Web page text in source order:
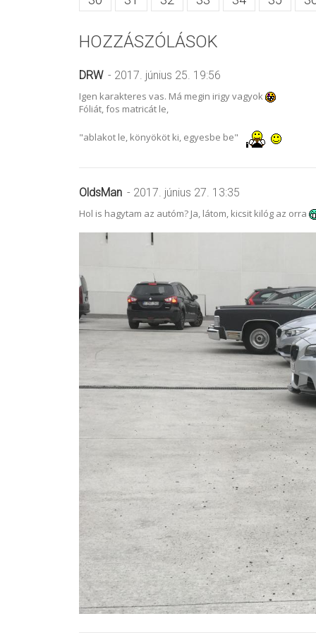
HOZZÁSZÓLÁSOK
DRW - 2017. június 25. 19:56
Igen karakteres vas. Má megin irigy vagyok
Fóliát, fos matricát le,
"ablakot le, könyököt ki, egyesbe be"
OldsMan - 2017. június 27. 13:35
Hol is hagytam az autóm? Ja, látom, kicsit kilóg az orra